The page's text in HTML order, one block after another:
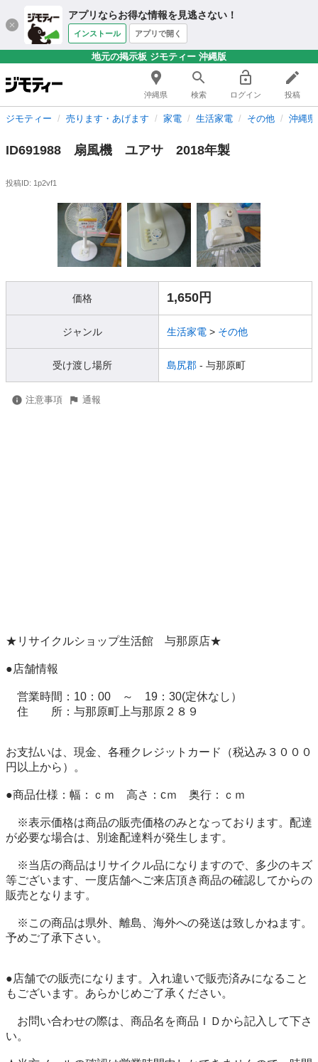
アプリならお得な情報を見逃さない！
インストール アプリで開く
地元の掲示板 ジモティー 沖縄版
沖縄県 検索 ログイン 投稿
ジモティー 売ります・あげます 家電 生活家電 その他 沖縄
ID691988 扇風機 ユアサ 2018年製
投稿ID: 1p2vf1
価格 1,650円
ジャンル 生活家電 > その他
受け渡し場所 島尻郡 - 与那原町
注意事項 通報
★リサイクルショップ生活館　与那原店★
●店舗情報
営業時間：10：00　～　19：30(定休なし）
住　　所：与那原町上与那原２８９
お支払いは、現金、各種クレジットカード（税込み３０００
円以上から）。
●商品仕様：幅：ｃｍ　高さ：cｍ　奥行：ｃｍ
※表示価格は商品の販売価格のみとなっております。配達
が必要な場合は、別途配達料が発生します。
※当店の商品はリサイクル品になりますので、多少のキズ
等ございます、一度店舗へご来店頂き商品の確認してからの
販売となります。
※この商品は県外、離島、海外への発送は致しかねます。
予めご了承下さい。
●店舗での販売になります。入れ違いで販売済みになること
もございます。あらかじめご了承ください。
お問い合わせの際は、商品名を商品ＩＤから記入して下さ
い。